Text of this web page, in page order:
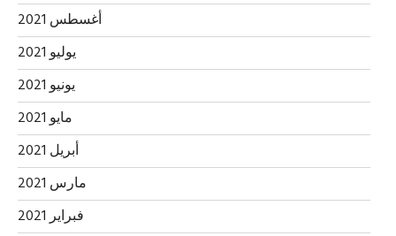
أغسطس 2021
يوليو 2021
يونيو 2021
مايو 2021
أبريل 2021
مارس 2021
فبراير 2021